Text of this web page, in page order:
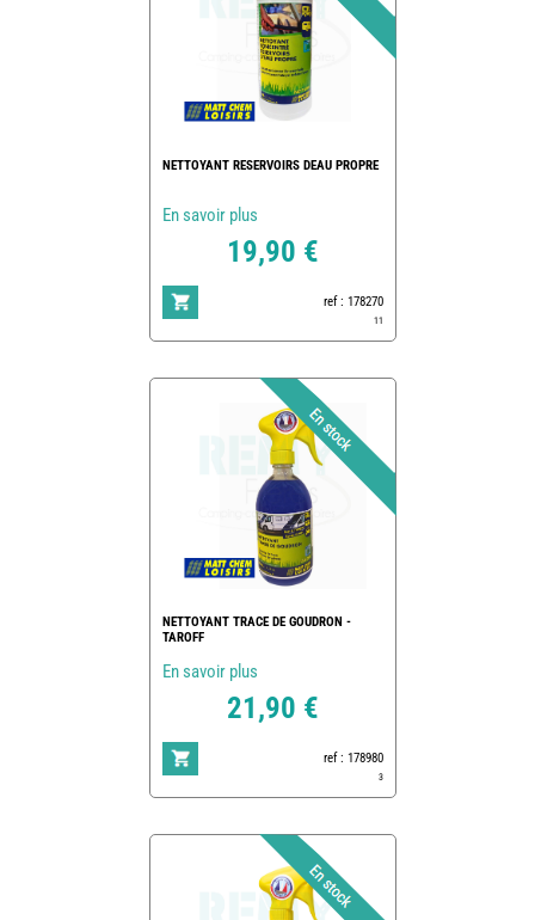
NETTOYANT RESERVOIRS DEAU PROPRE
En savoir plus
19,90 €
ref : 178270
11
NETTOYANT TRACE DE GOUDRON -
TAROFF
En savoir plus
21,90 €
ref : 178980
3